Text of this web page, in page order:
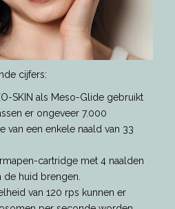
cijfers:
SKIN als Meso-Glide gebruikt
er ongeveer 7.000
van een enkele naald van 33
cartridge met 4 naalden
de huid brengen.
van 120 rps kunnen er